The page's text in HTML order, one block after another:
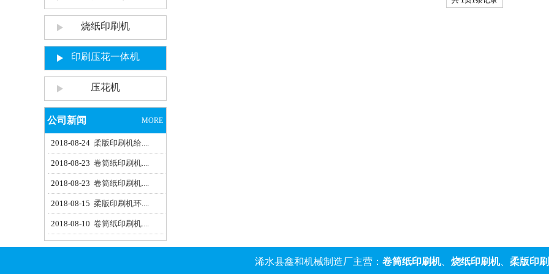
烧纸印刷机
印刷压花一体机
压花机
公司新闻 MORE
2018-08-24 柔版印刷机给....
2018-08-23 卷筒纸印刷机....
2018-08-23 卷筒纸印刷机....
2018-08-15 柔版印刷机环....
2018-08-10 卷筒纸印刷机....
浠水县鑫和机械制造厂主营： 卷筒纸印刷机、 烧纸印刷机、 柔版印